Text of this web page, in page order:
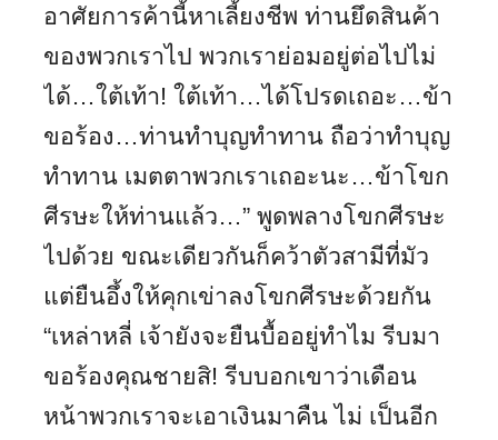
อาศัยการค้านี้หาเลี้ยงชีพ ท่านยึดสินค้า
ของพวกเราไป พวกเราย่อมอยู่ต่อไปไม่
ได้…ใต้เท้า! ใต้เท้า…ได้โปรดเถอะ…ข้า
ขอร้อง…ท่านทำบุญทำทาน ถือว่าทำบุญ
ทำทาน เมตตาพวกเราเถอะนะ…ข้าโขก
ศีรษะให้ท่านแล้ว…” พูดพลางโขกศีรษะ
ไปด้วย ขณะเดียวกันก็คว้าตัวสามีที่มัว
แต่ยืนอึ้งให้คุกเข่าลงโขกศีรษะด้วยกัน
“เหล่าหลี่ เจ้ายังจะยืนบื้ออยู่ทำไม รีบมา
ขอร้องคุณชายสิ! รีบบอกเขาว่าเดือน
หน้าพวกเราจะเอาเงินมาคืน ไม่ เป็นอีก